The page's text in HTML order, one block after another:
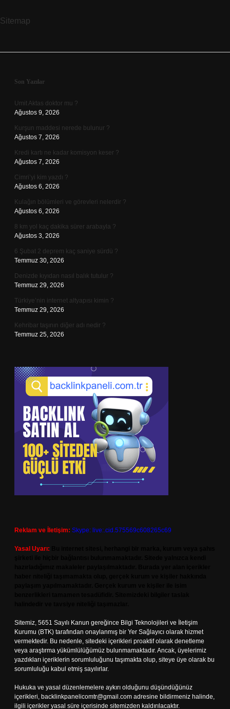
Sitemap
Sidebar
Son Yazılar
Umit Aktas doktor mu ?
Ağustos 9, 2026
Kurşun maddesi nerede bulunur ?
Ağustos 7, 2026
Kredi kartı ne kadar komisyon keser ?
Ağustos 7, 2026
Cimri’yi kim yazdı ?
Ağustos 6, 2026
Kulağın bölümleri ve görevleri nelerdir ?
Ağustos 6, 2026
8 km yol kaç dakika sürer arabayla ?
Ağustos 3, 2026
6 Şubat 2 deprem kaç saniye sürdü ?
Temmuz 30, 2026
Denizde kıyıdan nasıl balık tutulur ?
Temmuz 29, 2026
Türkiye’nin internet altyapısı kimin ?
Temmuz 29, 2026
Kehribar taşının diğer adı nedir ?
Temmuz 25, 2026
Reklam ve İletişim: Skype: live:.cid.575569c608265c69
Yasal Uyarı:
Sitemiz, 5651 Sayılı Kanun gereğince Bilgi Teknolojileri ve İletişim
Kurumu (BTK) tarafından onaylanmış bir Yer Sağlayıcı olarak hizmet
vermektedir. Bu nedenle, sitedeki içerikleri proaktif olarak denetleme
veya araştırma yükümlülüğümüz bulunmamaktadır. Ancak, üyelerimiz
yazdıkları içeriklerin sorumluluğunu taşımakta olup, siteye üye olarak bu
sorumluluğu kabul etmiş sayılırlar.
Hukuka ve yasal düzenlemelere aykırı olduğunu düşündüğünüz
içerikleri, backlinkpanelicomtr@gmail.com adresine bildirmeniz halinde,
ilgili içerikler yasal süre içerisinde sitemizden kaldırılacaktır.